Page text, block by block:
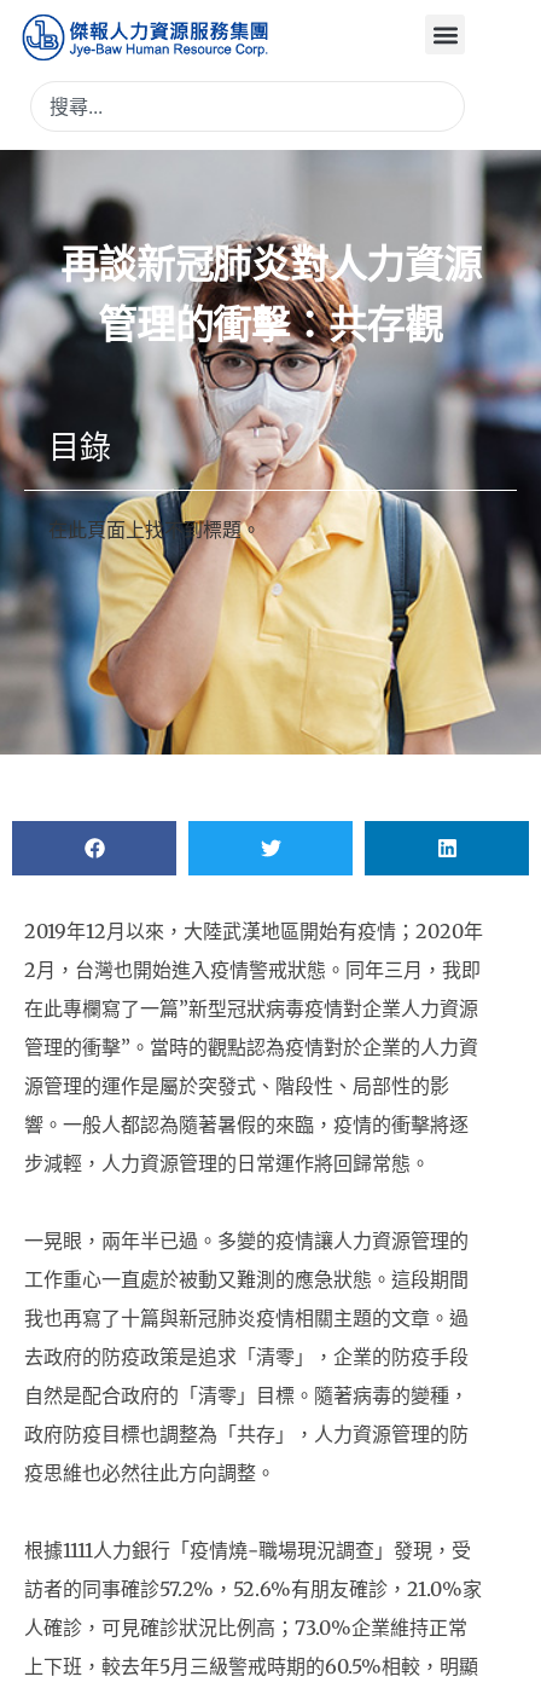
再談新冠肺炎對人力資源
管理的衝擊：共存觀
目錄
在此頁面上找不到標題。
2019年12月以來，大陸武漢地區開始有疫情；2020年
2月，台灣也開始進入疫情警戒狀態。同年三月，我即
在此專欄寫了一篇”新型冠狀病毒疫情對企業人力資源
管理的衝擊”。當時的觀點認為疫情對於企業的人力資
源管理的運作是屬於突發式、階段性、局部性的影
響。一般人都認為隨著暑假的來臨，疫情的衝擊將逐
步減輕，人力資源管理的日常運作將回歸常態。
一晃眼，兩年半已過。多變的疫情讓人力資源管理的
工作重心一直處於被動又難測的應急狀態。這段期間
我也再寫了十篇與新冠肺炎疫情相關主題的文章。過
去政府的防疫政策是追求「清零」，企業的防疫手段
自然是配合政府的「清零」目標。隨著病毒的變種，
政府防疫目標也調整為「共存」，人力資源管理的防
疫思維也必然往此方向調整。
根據1111人力銀行「疫情燒-職場現況調查」發現，受
訪者的同事確診57.2%，52.6%有朋友確診，21.0%家
人確診，可見確診狀況比例高；73.0%企業維持正常
上下班，較去年5月三級警戒時期的60.5%相較，明顯